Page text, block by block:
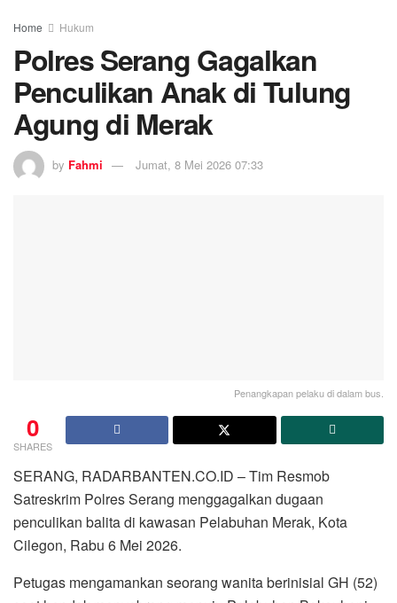
Home Hukum
Polres Serang Gagalkan
Penculikan Anak di Tulung
Agung di Merak
by Fahmi Jumat, 8 Mei 2026 07:33
Penangkapan pelaku di dalam bus.
0
SHARES
SERANG, RADARBANTEN.CO.ID – Tim Resmob
Satreskrim Polres Serang menggagalkan dugaan
penculikan balita di kawasan Pelabuhan Merak, Kota
Cilegon, Rabu 6 Mei 2026.
Petugas mengamankan seorang wanita berinisial GH (52)